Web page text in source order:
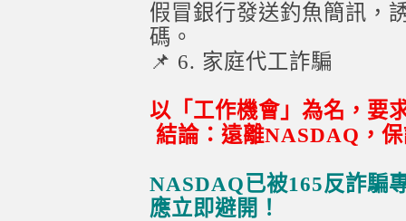
假冒銀行發送釣魚簡訊，
碼。
📌 6. 家庭代工詐騙
以「工作機會」為名，要
結論：遠離NASDAQ，
NASDAQ已被165反詐騙
應立即避開！